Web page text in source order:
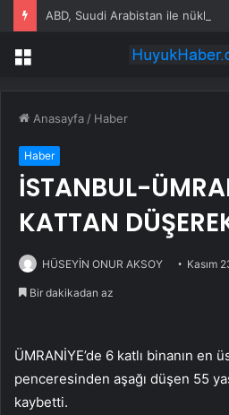
Menü
Anasayfa / Haber
Haber
İSTANBUL-
KATTAN
HÜSEYİN ONUR AKSOY Kasım
Bir dakikadan az
ÜMRANİYE’de 6 katlı binanın en
penceresinden aşağı düşen 55
kaybetti.